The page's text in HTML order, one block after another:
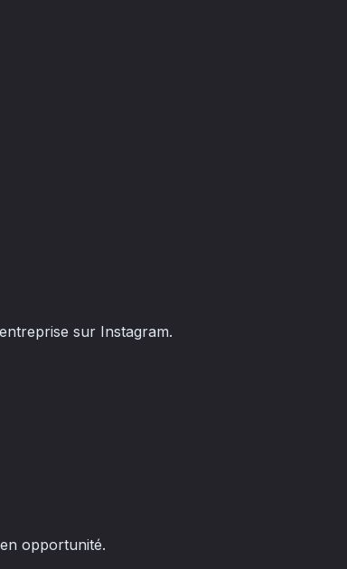
sur Instagram.
opportunité.